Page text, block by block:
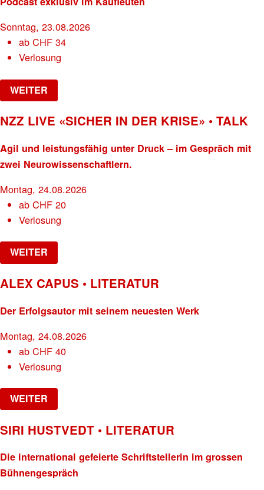
Sonntag, 23.08.2026
abCHF 34
Verlosung
WEITER
NZZ LIVE «SICHER IN DER KRISE» • TALK
Agil und leistungsfähig unter Druck – im Gespräch mit
zwei Neurowissenschaftlern.
Montag, 24.08.2026
abCHF 20
Verlosung
WEITER
ALEX CAPUS • LITERATUR
Der Erfolgsautor mit seinem neuesten Werk
Montag, 24.08.2026
abCHF 40
Verlosung
WEITER
SIRI HUSTVEDT • LITERATUR
Die international gefeierte Schriftstellerin im grossen
Bühnengespräch